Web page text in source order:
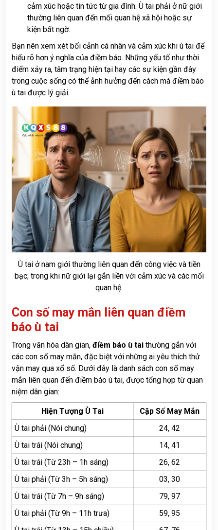
cảm xúc hoặc tin tức từ gia đình. Ù tai phải ở nữ giới
thường liên quan đến mối quan hệ xã hội hoặc sự
kiện bất ngờ.
Bạn nên xem xét bối cảnh cá nhân và cảm xúc khi ù tai để
hiểu rõ hơn ý nghĩa của điềm báo. Những yếu tố như thời
điểm xảy ra, tâm trạng hiện tại hay các sự kiện gần đây
trong cuộc sống có thể ảnh hưởng đến cách mà điềm báo
ù tai được lý giải.
Ù tai ở nam giới thường liên quan đến công việc và tiền
bạc; trong khi nữ giới lại gắn liền với cảm xúc và các mối
quan hệ.
Con số may mắn liên quan điềm
báo ù tai
Trong văn hóa dân gian, điềm báo ù tai thường gắn với
các con số may mắn, đặc biệt với những ai yêu thích thử
vận may qua xổ số. Dưới đây là danh sách con số may
mắn liên quan đến điềm báo ù tai, được tổng hợp từ quan
niệm dân gian:
Hiện Tượng Ù Tai
Cặp Số May Mắn
Ù tai phải (Nói chung)
24, 42
Ù tai trái (Nói chung)
14, 41
Ù tai trái (Từ 23h – 1h sáng)
26, 62
Ù tai phải (Từ 3h – 5h sáng)
03, 30
Ù tai trái (Từ 7h – 9h sáng)
79, 97
Ù tai phải (Từ 9h – 11h trưa)
59, 95